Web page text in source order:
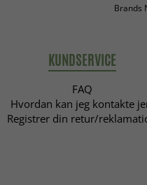
Brands
KUNDSERVICE
FAQ
Hvordan kan jeg kontakte
Registrer din retur/